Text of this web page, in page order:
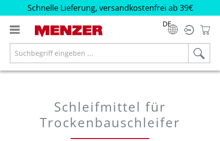
springen
Schnelle Lieferung, versandkostenfrei ab 39€
DE
Schleifmittel für
Trockenbauschleifer